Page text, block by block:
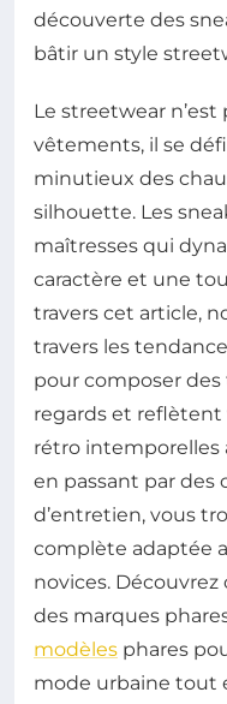
découverte des
bâtir un style
Le streetwear
vêtements, il se
minutieux des
silhouette. Les
maîtresses qui
caractère et une
travers cet article,
travers les
pour composer
regards et
rétro intemporelles
en passant par des
d’entretien, vous
complète adaptée
novices.
des marques
modèles phares
mode urbaine tout